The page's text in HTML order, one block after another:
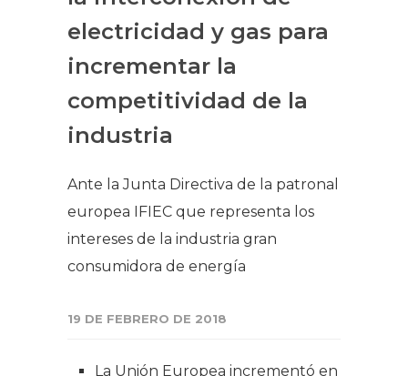
electricidad y gas para
incrementar la
competitividad de la
industria
Ante la Junta Directiva de la patronal
europea IFIEC que representa los
intereses de la industria gran
consumidora de energía
19 DE FEBRERO DE 2018
La Unión Europea incrementó en